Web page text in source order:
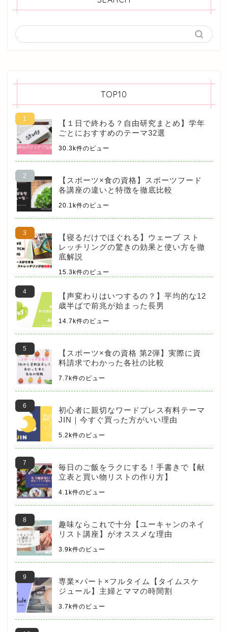
TOP10
【１日で終わる？自由研究まとめ】学年
ごとにおすすめのテーマ32選
30.3k件のビュー
【スポーツ×食の資格】スポーツフード
各講座の違いと特徴を徹底比較
20.1k件のビュー
【寝るだけでほぐれる】ウェーブ スト
レッチリングの驚きの効果と使い方を徹
底解説
15.3k件のビュー
【声変わりはいつするの？】平均的な12
歳半ばで前兆が始まった長男
14.7k件のビュー
【スポーツ×食の資格 第2弾】実際に資
料請求でわかった各社の比較
7.7k件のビュー
初心者に親切なワードプレス有料テーマ
JIN｜今すぐ買った方がいい理由
5.2k件のビュー
毎日のご飯をラクにする！手書きで【献
立表と買い物リストの作り方】
4.1k件のビュー
趣味ならこれで十分【ユーキャンのネイ
リスト講座】がオススメな理由
3.9k件のビュー
専業×パート×フルタイム【タイムスケ
ジュール】主婦とママの時間割
3.7k件のビュー